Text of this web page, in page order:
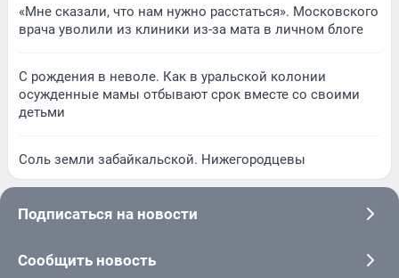
«Мне сказали, что нам нужно расстаться». Московского
врача уволили из клиники из-за мата в личном блоге
С рождения в неволе. Как в уральской колонии
осужденные мамы отбывают срок вместе со своими
детьми
Соль земли забайкальской. Нижегородцевы
Подписаться на новости
Сообщить новость